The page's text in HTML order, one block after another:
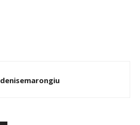
denisemarongiu